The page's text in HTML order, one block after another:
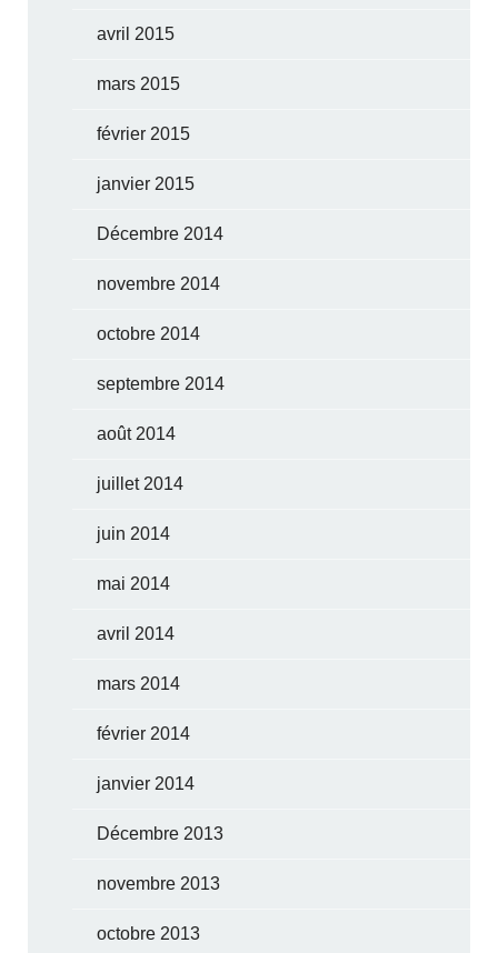
avril 2015
mars 2015
février 2015
janvier 2015
Décembre 2014
novembre 2014
octobre 2014
septembre 2014
août 2014
juillet 2014
juin 2014
mai 2014
avril 2014
mars 2014
février 2014
janvier 2014
Décembre 2013
novembre 2013
octobre 2013